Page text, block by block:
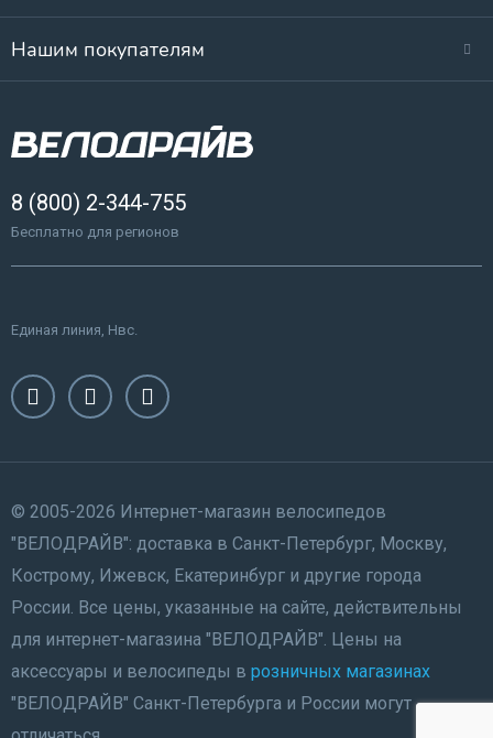
Нашим покупателям
8 (800) 2-344-755
Бесплатно для регионов
Единая линия, Нвс.
© 2005-2026 Интернет-магазин велосипедов
"ВЕЛОДРАЙВ": доставка в Санкт-Петербург, Москву,
Кострому, Ижевск, Екатеринбург и другие города
России. Все цены, указанные на сайте, действительны
для интернет-магазина "ВЕЛОДРАЙВ". Цены на
аксессуары и велосипеды в розничных магазинах
"ВЕЛОДРАЙВ" Санкт-Петербурга и России могут